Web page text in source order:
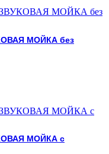
МОЙКА без
МОЙКА с